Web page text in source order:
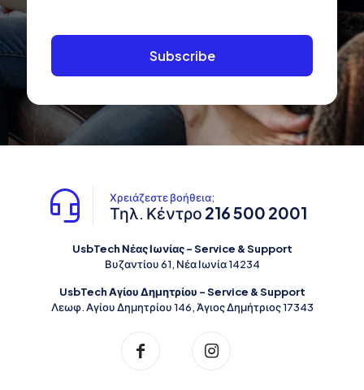
Χρειάζεστε βοήθεια;
Τηλ. Κέντρο 216 500 2001
UsbTech Νέας Ιωνίας - Service & Support
Βυζαντίου 61, Νέα Ιωνία 14234
UsbTech Αγίου Δημητρίου - Service & Support
Λεωφ. Αγίου Δημητρίου 146, Άγιος Δημήτριος 17343